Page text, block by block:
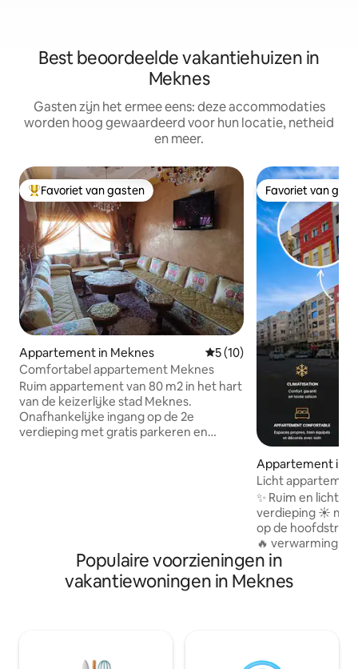
Best beoordeelde vakantiehuizen in
Meknes
Gasten zijn het ermee eens: deze accommodaties
worden hoog gewaardeerd voor hun locatie, netheid
en meer.
Topfavoriet van gasten
Favoriet van gasten
Appartement in Meknes Gemiddelde beoordeling
5 (10)
Comfortabel appartement Meknes
Ruim appartement van 80 m2 in het hart
van de keizerlijke stad Meknes.
Onafhankelijke ingang op de 2e
verdieping met gratis parkeren en
keuken, wasmachine beschikbaar.
Typisch Marokkaans en stevig ontbijt
inbegrepen. Welkom, fijn dat je er bent!
Favoriet van
Favoriet van
Appartement in
Licht
Marjane 2
✨ Ruim en licht
verdieping ☀️ met
op de
🔥 verwarming
hele jaar door.
Marjane 2, naast
tegenover café
Meknès,
Populaire voorzieningen in
vakantiewoningen in Meknes